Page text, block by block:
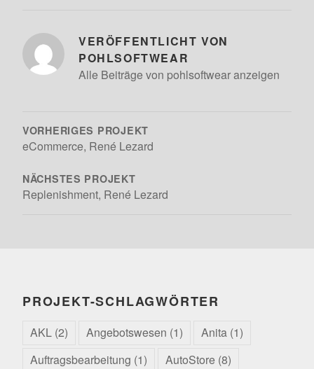
VERÖFFENTLICHT VON
POHLSOFTWEAR
Alle Beiträge von pohlsoftwear anzeigen
VORHERIGES PROJEKT
eCommerce, René Lezard
NÄCHSTES PROJEKT
Replenishment, René Lezard
PROJEKT-SCHLAGWÖRTER
AKL (2) Angebotswesen (1) Anita (1)
Auftragsbearbeitung (1) AutoStore (8)